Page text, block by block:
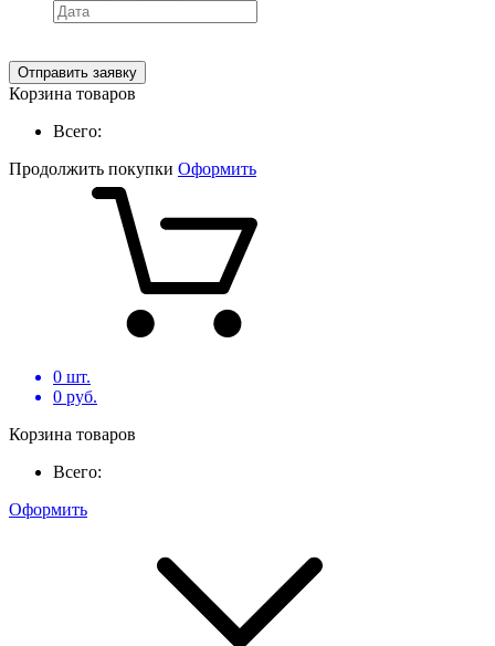
Отправить заявку
Корзина товаров
Всего:
Продолжить покупки Оформить
0 шт.
0 руб.
Корзина товаров
Всего:
Оформить